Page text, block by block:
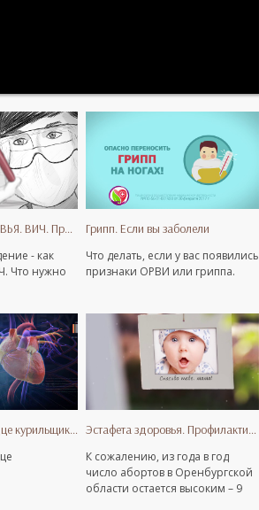
ЭСТАФЕТА ЗДОРОВЬЯ. ВИЧ. Простые правила.
- как
Что нужно
Грипп. Если вы заболели
Что делать, если у вас появились
признаки ОРВИ или гриппа.
Так выглядит сердце курильщика! Эстафета здоровья. Профилактика абортов
К сожалению, из года в год
число абортов в Оренбургской
области остается высоким – 9